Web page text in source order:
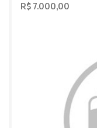
R$ 7.000,00